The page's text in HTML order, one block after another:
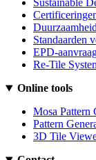
Sustainable
Standaarden
EPD-
Re-Tile
Online tools
Mosa Pattern
Pattern
3D Tile